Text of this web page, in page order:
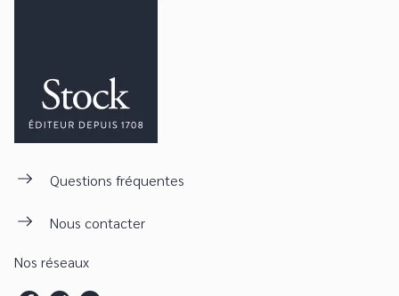
Questions fréquentes
Nous contacter
Nos réseaux